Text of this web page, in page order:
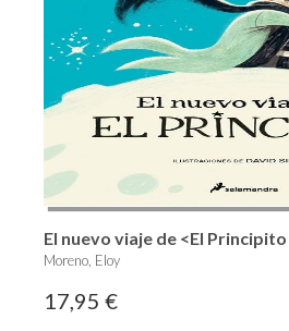
El nuevo viaje de <El
Moreno, Eloy
17,95 €